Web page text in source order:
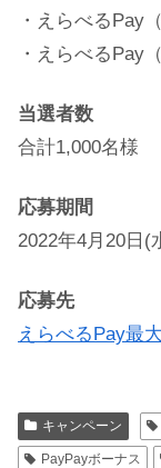
・えらべるPay
・えらべるPay
当選者数
合計1,000名様
応募期間
2022年4月20日(
応募先
えらべるPay最
キャンペーン
PayPayボーナス